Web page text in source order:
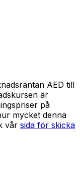
AED till
på
mycket denna
vår sida för skicka